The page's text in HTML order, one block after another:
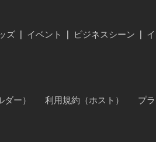
ズ イベント ビジネスシーン
ー） 利用規約（ホスト）
プ